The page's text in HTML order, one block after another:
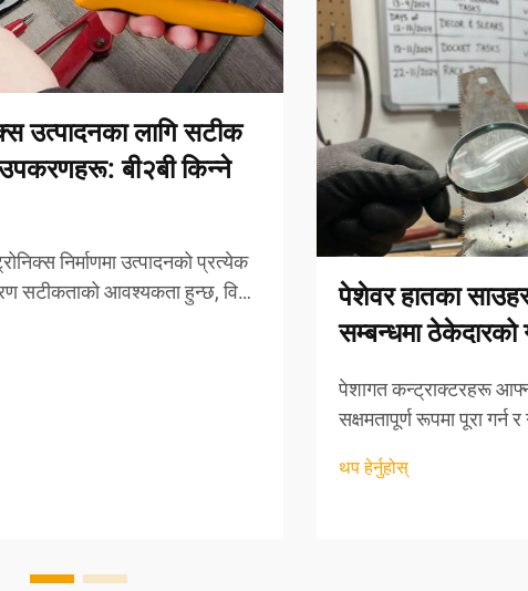
उत्पादनका लागि सटीक
बी२बी किन्ने
निर्माणमा उत्पादनको प्रत्येक
सटीकताको आवश्यकता हुन्छ, विशेष
काट्ने उपकरणहरू निर्माताहरूका
पेशेवर हातका
सम्बन्धमा ठेकेदारको
पेशागत कन्ट्राक्टरहरू
सक्षमतापूर्ण रूपमा पूरा गर्न
निर्भर गर्छन्। कुनै पनि
थप हेर्नुहोस्